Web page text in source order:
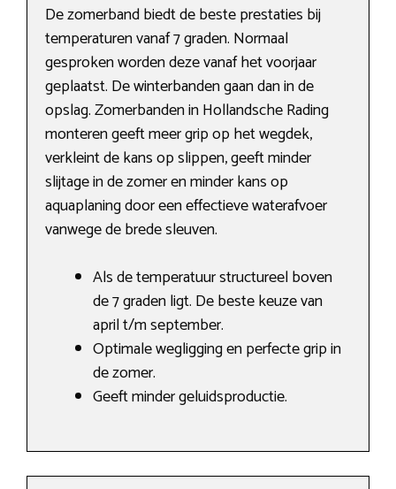
De zomerband biedt de beste prestaties bij
temperaturen vanaf 7 graden. Normaal
gesproken worden deze vanaf het voorjaar
geplaatst. De winterbanden gaan dan in de
opslag. Zomerbanden in Hollandsche Rading
monteren geeft meer grip op het wegdek,
verkleint de kans op slippen, geeft minder
slijtage in de zomer en minder kans op
aquaplaning door een effectieve waterafvoer
vanwege de brede sleuven.
Als de temperatuur structureel boven
de 7 graden ligt. De beste keuze van
april t/m september.
Optimale wegligging en perfecte grip in
de zomer.
Geeft minder geluidsproductie.